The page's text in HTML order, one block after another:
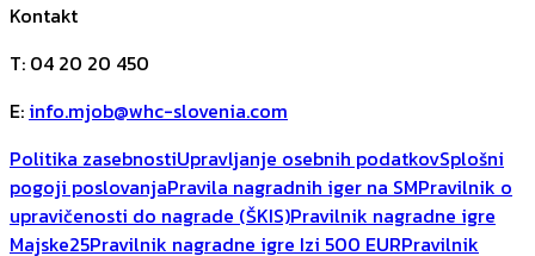
Kontakt
T: 04 20 20 450
E: info.mjob@whc-slovenia.com
Politika zasebnostiUpravljanje osebnih podatkovSplošni
pogoji poslovanjaPravila nagradnih iger na SMPravilnik o
upravičenosti do nagrade (ŠKIS)Pravilnik nagradne igre
Majske25Pravilnik nagradne igre Izi 500 EURPravilnik